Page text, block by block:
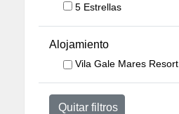
5 Estrellas
Alojamiento
Vila Gale Mares Resort.
Quitar filtros